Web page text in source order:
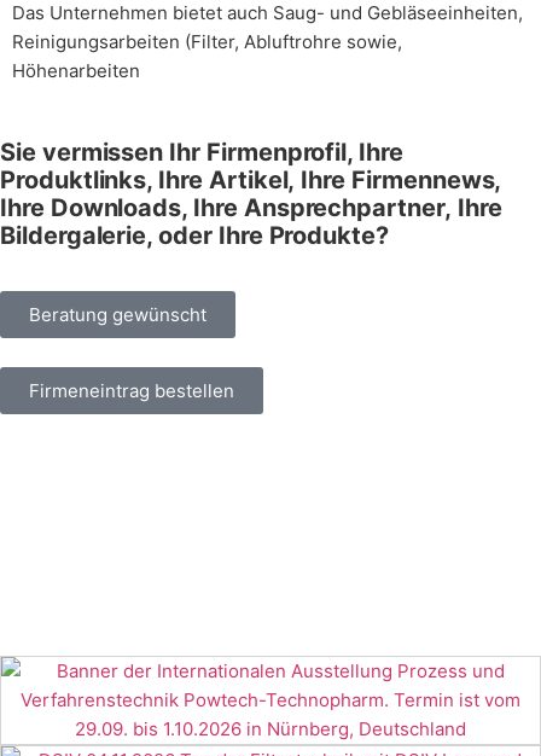
Das Unternehmen bietet auch Saug- und Gebläseeinheiten,
Reinigungsarbeiten (Filter, Abluftrohre sowie,
Höhenarbeiten
Sie vermissen Ihr Firmenprofil, Ihre
Produktlinks, Ihre Artikel, Ihre Firmennews,
Ihre Downloads, Ihre Ansprechpartner, Ihre
Bildergalerie, oder Ihre Produkte?
Beratung gewünscht
Firmeneintrag bestellen